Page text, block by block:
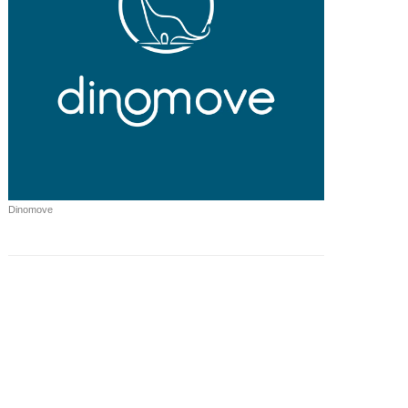
Dinomove